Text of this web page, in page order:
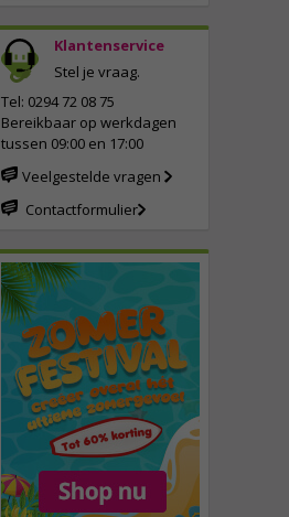
Klantenservice
Stel je vraag.
Tel: 0294 72 08 75
Bereikbaar op werkdagen
tussen 09:00 en 17:00
Veelgestelde vragen
Contactformulier